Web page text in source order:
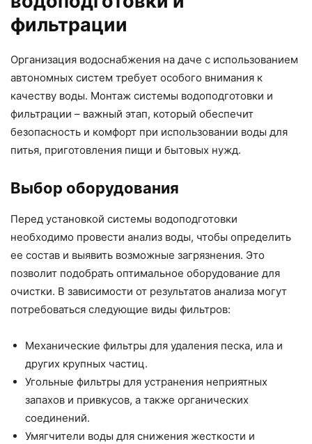
фильтрации
Организация водоснабжения на даче с использованием
автономных систем требует особого внимания к
качеству воды. Монтаж системы водоподготовки и
фильтрации – важный этап, который обеспечит
безопасность и комфорт при использовании воды для
питья, приготовления пищи и бытовых нужд.
Выбор оборудования
Перед установкой системы водоподготовки
необходимо провести анализ воды, чтобы определить
ее состав и выявить возможные загрязнения. Это
позволит подобрать оптимальное оборудование для
очистки. В зависимости от результатов анализа могут
потребоваться следующие виды фильтров:
Механические фильтры для удаления песка, ила и
других крупных частиц.
Угольные фильтры для устранения неприятных
запахов и привкусов, а также органических
соединений.
Умягчители воды для снижения жесткости и